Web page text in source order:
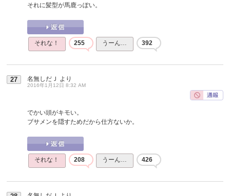
それに髪型が馬鹿っぽい。
それな！ 255 うーん… 392
27 名無しだＪ より
2016年1月12日 8:32 AM
でかい頭がキモい。
ブサメンを隠すためだから仕方ないか。
それな！ 208 うーん… 426